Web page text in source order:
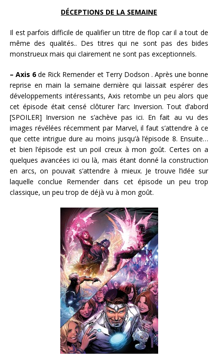
DÉCEPTIONS DE LA SEMAINE
Il est parfois difficile de qualifier un titre de flop car il a tout de
même des qualités.. Des titres qui ne sont pas des bides
monstrueux mais qui clairement ne sont pas exceptionnels.
– Axis 6de Rick Remender et Terry Dodson . Après une bonne
reprise en main la semaine dernière qui laissait espérer des
développements intéressants, Axis retombe un peu alors que
cet épisode était censé clôturer l’arc Inversion. Tout d’abord
[SPOILER] Inversion ne s’achève pas ici. En fait au vu des
images révélées récemment par Marvel, il faut s’attendre à ce
que cette intrigue dure au moins jusqu’à l’épisode 8. Ensuite…
et bien l’épisode est un poil creux à mon goût. Certes on a
quelques avancées ici ou là, mais étant donné la construction
en arcs, on pouvait s’attendre à mieux. Je trouve l’idée sur
laquelle conclue Remender dans cet épisode un peu trop
classique, un peu trop de déjà vu à mon goût.